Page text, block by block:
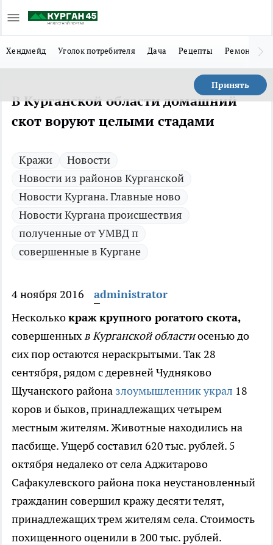
Хендмейд Уголок потребителя Дача Рецепты Ремонт
Принять
В Курганской области домашний
скот воруют целыми стадами
Кражи
Новости
Новости из районов Курганской
Новости Кургана. Главные ново
Новости Кургана происшествия
полученные от УМВД п
совершенные в Кургане
4 ноября 2016
administrator
Несколькокраж крупного рогатого скота,
совершенныхв Курганской областиосенью до
сих пор остаются нераскрытыми.Так 28
сентября, рядом с деревней Чудняково
Щучанского района злоумышленник украл 18
коров и быков, принадлежащих четырем
местным жителям. Животные находились на
пасбище. Ущерб составил 620 тыс. рублей. 5
октября недалеко от села Аджитарово
Сафакулевского района пока неустановленный
гражданин совершил кражу десяти телят,
принадлежащих трем жителям села. Стоимость
похищенного оценили в 200 тыс. рублей.